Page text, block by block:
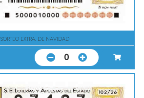
SORTEO EXTRA. DE NAVIDAD
0